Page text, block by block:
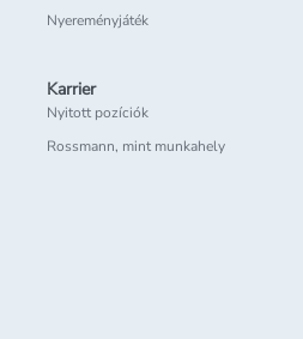
Nyereményjáték
Karrier
Nyitott pozíciók
Rossmann, mint munkahely